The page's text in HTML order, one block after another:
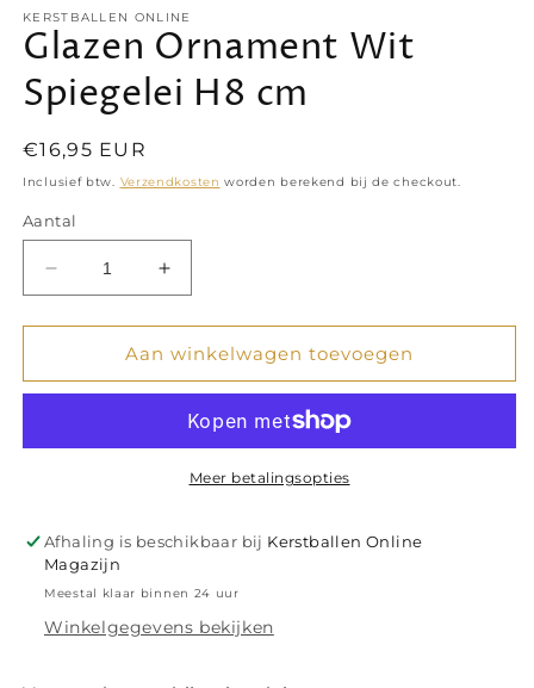
KERSTBALLEN ONLINE
Glazen Ornament Wit
Spiegelei H8 cm
Normale
prijs
€16,95 EUR
Inclusief btw. Verzendkosten worden berekend bij de checkout.
Aantal
Aantal
verlagen
voor
Ornament
H8
Aantal
verhogen
voor
Glazen
Ornament
Spiegelei
H8
cm
Aan winkelwagen toevoegen
Meer betalingsopties
Afhaling is beschikbaar bij Kerstballen Online
Magazijn
Meestal klaar binnen 24 uur
Winkelgegevens bekijken